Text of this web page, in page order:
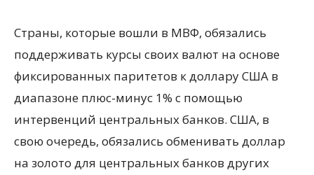
Страны, которые вошли в МВФ, обязались
поддерживать курсы своих валют на основе
фиксированных паритетов к доллару США в
диапазоне плюс-минус 1% с помощью
интервенций центральных банков. США, в
свою очередь, обязались обменивать доллар
на золото для центральных банков других